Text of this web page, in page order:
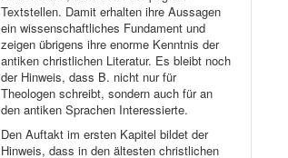
Textstellen. Damit erhalten ihre Aussagen
ein wissenschaftliches Fundament und
zeigen übrigens ihre enorme Kenntnis der
antiken christlichen Literatur. Es bleibt noch
der Hinweis, dass B. nicht nur für
Theologen schreibt, sondern auch für an
den antiken Sprachen Interessierte.
Den Auftakt im ersten Kapitel bildet der
Hinweis, dass in den ältesten christlichen